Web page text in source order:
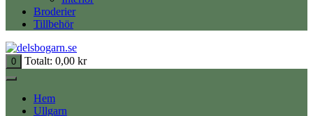
Broderier
Tillbehör
0 Totalt: 0,00 kr
Hem
Ullgarn